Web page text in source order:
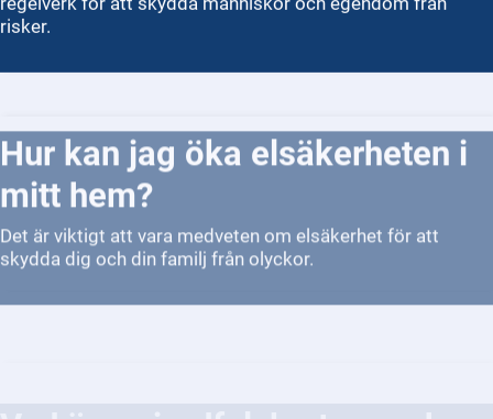
risker.
Hur kan jag öka elsäkerheten i
mitt hem?
Det är viktigt att vara medveten om elsäkerhet för att
skydda dig och din familj från olyckor.